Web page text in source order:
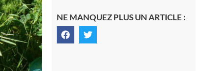
NE MANQUEZ PLUS UN ARTICLE :